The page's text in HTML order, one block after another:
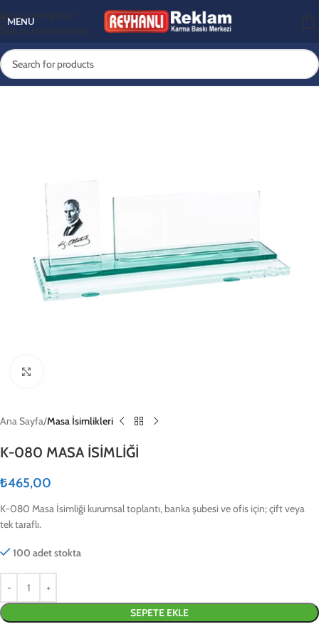
Skip to navigation
Skip to main content
MENU
Ana Sayfa Masa İsimlikleri
K-080 MASA İSİMLİĞİ
₺465,00
K-080 Masa İsimliği kurumsal toplantı, banka şubesi ve ofis için; çift veya
tek taraflı.
100 adet stokta
SEPETE EKLE